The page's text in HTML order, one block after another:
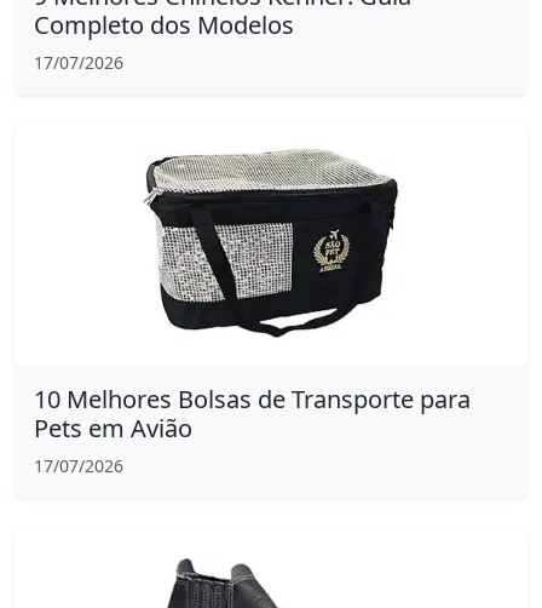
Completo dos Modelos
17/07/2026
10 Melhores Bolsas de Transporte para
Pets em Avião
17/07/2026